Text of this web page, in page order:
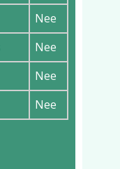
Nee
Nee
Nee
Nee